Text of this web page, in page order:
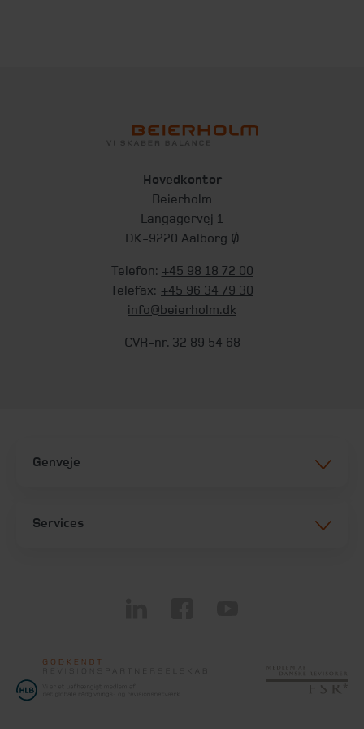
Hovedkontor
Beierholm
Langagervej 1
DK-9220 Aalborg Ø
Telefon: +45 98 18 72 00
Telefax: +45 96 34 79 30
info@beierholm.dk
CVR-nr. 32 89 54 68
Genveje
Services